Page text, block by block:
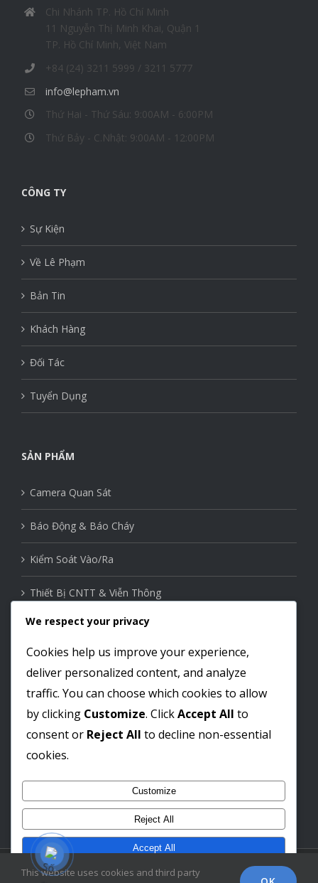
Chi Nhánh TP. Hồ Chí Minh
11 Nguyễn Thị Minh Khai, Quận 1
TP. Hồ Chí Minh, Việt Nam
+84 (24) 3211 5999 / 3211 5777
info@lepham.vn
Thứ Hai - Thứ Sáu: 9:00AM - 6:00PM
Thứ Bảy - C.Nhật: 9:00AM - 12:00PM
CÔNG TY
Sự Kiện
Về Lê Phạm
Bản Tin
Khách Hàng
Đối Tác
Tuyển Dụng
SẢN PHẨM
Camera Quan Sát
Báo Động & Báo Cháy
Kiểm Soát Vào/Ra
Thiết Bị CNTT & Viễn Thông
Thiết Bị Mạng
Nhà Thông Minh
Liên kết mạng xã hội
© Copyright 2012- 2026 byLE PHAM TECHNOLOGY JSC | All Rights
We respect your privacy
Cookies help us improve your experience,
deliver personalized content, and analyze
traffic. You can choose which cookies to allow
by clicking Customize. ClickAccept All to
consent or Reject All to decline non-essential
cookies.
Customize
Reject All
Accept All
Powered by
This website uses cookies and third party